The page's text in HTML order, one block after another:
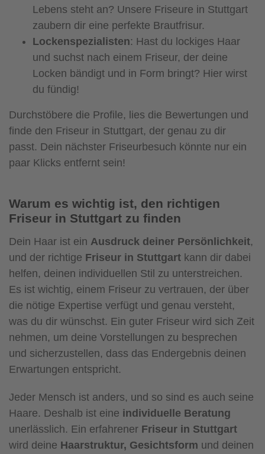
Lebens steht an? Unsere Friseure in Stuttgart
zaubern dir eine perfekte Brautfrisur.
Lockenspezialisten: Hast du lockiges Haar
und suchst nach einem Friseur, der deine
Locken bändigt und in Form bringt? Hier wirst
du fündig!
Durchstöbere die Profile, lies die Bewertungen und
finde den Friseur in Stuttgart, der genau zu dir
passt. Dein nächster Friseurbesuch könnte nur ein
paar Klicks entfernt sein!
Warum es wichtig ist, den richtigen
Friseur in Stuttgart zu finden
Dein Haar ist ein Ausdruck deiner Persönlichkeit,
und der richtige Friseur in Stuttgart kann dir dabei
helfen, deinen individuellen Stil zu unterstreichen.
Es ist wichtig, einem Friseur zu vertrauen, der über
die nötige Expertise verfügt und genau versteht,
was du dir wünschst. Ein guter Friseur wird sich Zeit
nehmen, um deine Vorstellungen zu besprechen
und sicherzustellen, dass das Endergebnis deinen
Erwartungen entspricht.
Jeder Mensch ist anders, und so sind es auch seine
Haare. Deshalb ist eine individuelle Beratung
unerlässlich. Ein erfahrener Friseur in Stuttgart
wird deine Haarstruktur, Gesichtsform und deinen